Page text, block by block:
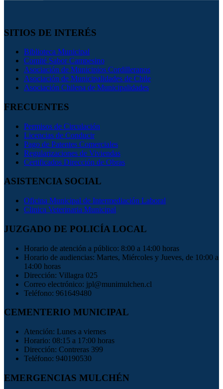
SITIOS DE INTERÉS
Biblioteca Municipal
Comité Sabor Campesino
Asociación de Municipios Cordilleranos
Asociación de Municipalidades de Chile
Asociación Chilena de Municipalidades
FRECUENTES
Permisos de Circulación
Licencias de Conducir
Pago de Patentes Comerciales
Regularizaciones de Viviendas
Certificados Dirección de Obras
ASISTENCIA SOCIAL
Oficina Municipal de Intermediación Laboral
Clinica Veterinaria Municipal
JUZGADO DE POLICÍA LOCAL
Horario de atención a público: 8:00 a 14:00 horas
Horario de audiencias: Martes, Miércoles y Jueves, de 10:00 a
14:00 horas
Dirección: Villagra 025
Correo electrónico: jpl@munimulchen.cl
Teléfono: 961649480
CEMENTERIO MUNICIPAL
Atención: Lunes a viernes
Horario: 08:15 a 17:00 horas
Dirección: Contreras 399
Teléfono: 940190530
EMERGENCIAS MULCHÉN